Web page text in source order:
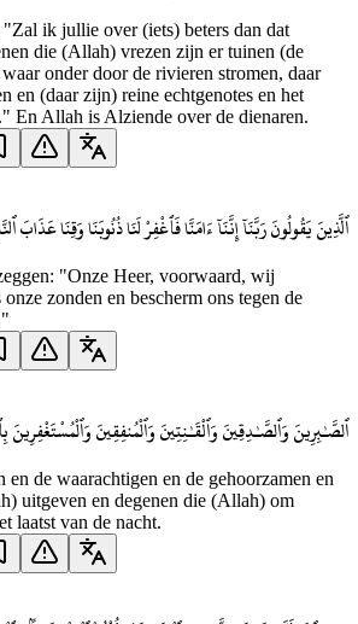
ik jullie over (iets) beters dan dat
die (Allah) vrezen zijn er tuinen (de
onder door de rivieren stromen, daar
en (daar zijn) reine echtgenotes en het
En Allah is Alziende over de dienaren.
ٱلَّذِينَ يَقُولُونَ رَبَّنَآ إِنَّنَآ ءَامَنَّا فَٱغْفِرْ لَنَا ذُنُوبَنَا وَقِنَا عَذَابَ
"Onze Heer, voorwaard, wij
zonden en bescherm ons tegen de
ٱلصَّـٰبِرِينَ وَٱلصَّـٰدِقِينَ وَٱلْقَـٰنِتِينَ وَٱلْمُنفِقِينَ وَٱلْمُسْتَغْفِرِينَ
de waarachtigen en de gehoorzamen en
uitgeven en degenen die (Allah) om
laatst van de nacht.